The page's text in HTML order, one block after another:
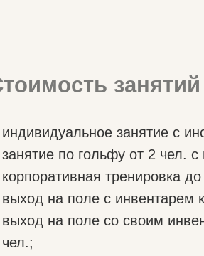
занятий
индивидуальное занятие с
занятие по гольфу от 2 чел.
корпоративная тренировка
выход на поле с инвентарем
выход на поле со своим
чел.;